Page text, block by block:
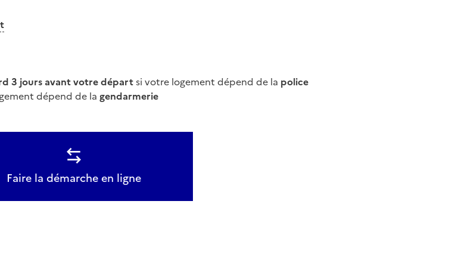
3 jours avant votre départsi votre logement dépend de la police
dépend de la gendarmerie
Faire la démarche en ligne